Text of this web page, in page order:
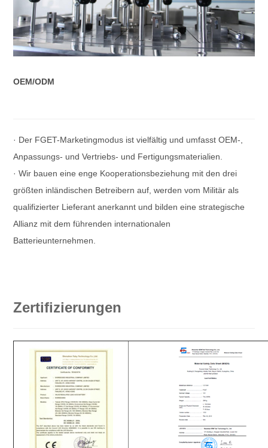
OEM/ODM
· Der FGET-Marketingmodus ist vielfältig und umfasst OEM-,
Anpassungs- und Vertriebs- und Fertigungsmaterialien.
· Wir bauen eine enge Kooperationsbeziehung mit den drei
größten inländischen Betreibern auf, werden vom Militär als
qualifizierter Lieferant anerkannt und bilden eine strategische
Allianz mit dem führenden internationalen
Batterieunternehmen.
Zertifizierungen